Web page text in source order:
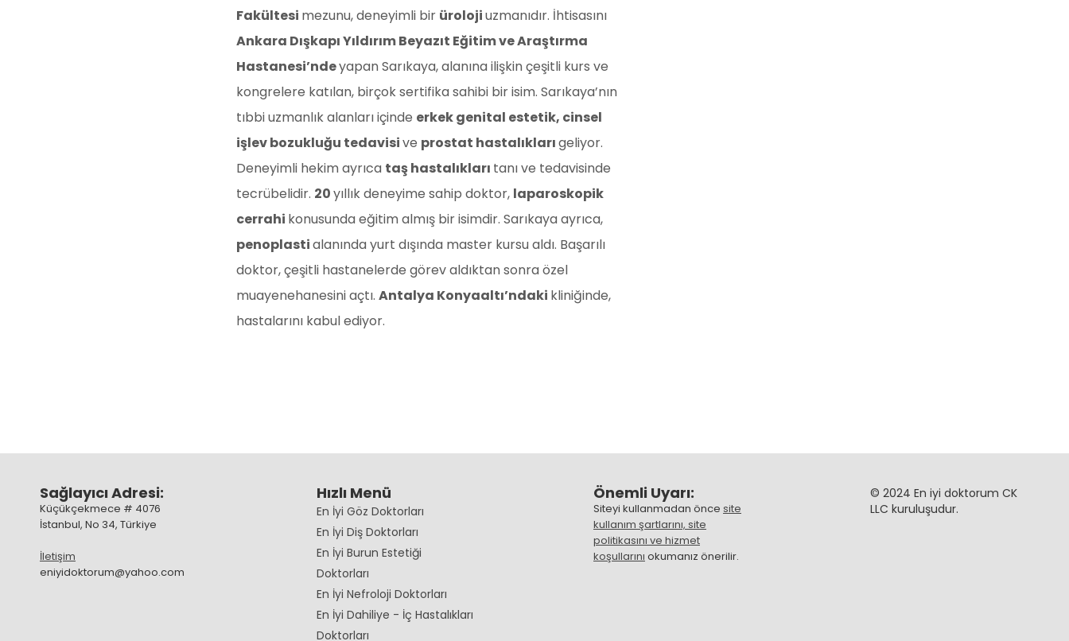
Fakültesi mezunu, deneyimli bir ürolojiuzmanıdır. İhtisasını
Ankara Dışkapı Yıldırım Beyazıt Eğitim ve Araştırma
Hastanesi’ndeyapan Sarıkaya, alanına ilişkin çeşitli kurs ve
kongrelere katılan, birçok sertifika sahibi bir isim. Sarıkaya’nın
tıbbi uzmanlık alanları içinde erkek genital estetik, cinsel
işlev bozukluğu tedavisive prostat hastalıklarıgeliyor.
Deneyimli hekim ayrıca taş hastalıkları tanı ve tedavisinde
tecrübelidir. 20yıllık deneyime sahip doktor, laparoskopik
cerrahi konusunda eğitim almış bir isimdir. Sarıkaya ayrıca,
penoplastialanında yurt dışında master kursu aldı. Başarılı
doktor, çeşitli hastanelerde görev aldıktan sonra özel
muayenehanesini açtı. Antalya Konyaaltı’ndaki kliniğinde,
hastalarını kabul ediyor.
Sağlayıcı Adresi:
Küçükçekmece # 4076
İstanbul, No 34, Türkiye
İletişim
eniyidoktorum@yahoo.com
Hızlı Menü
En İyi Göz Doktorları
En İyi Diş Doktorları
En İyi Burun Estetiği
Doktorları
En İyi Nefroloji Doktorları
En İyi Dahiliye - İç Hastalıkları
Doktorları
Önemli Uyarı:
Siteyi kullanmadan önce site
kullanım şartlarını, site
politikasını ve hizmet
koşullarını okumanız önerilir.
© 2024 En iyi doktorum CK
LLC kuruluşudur.